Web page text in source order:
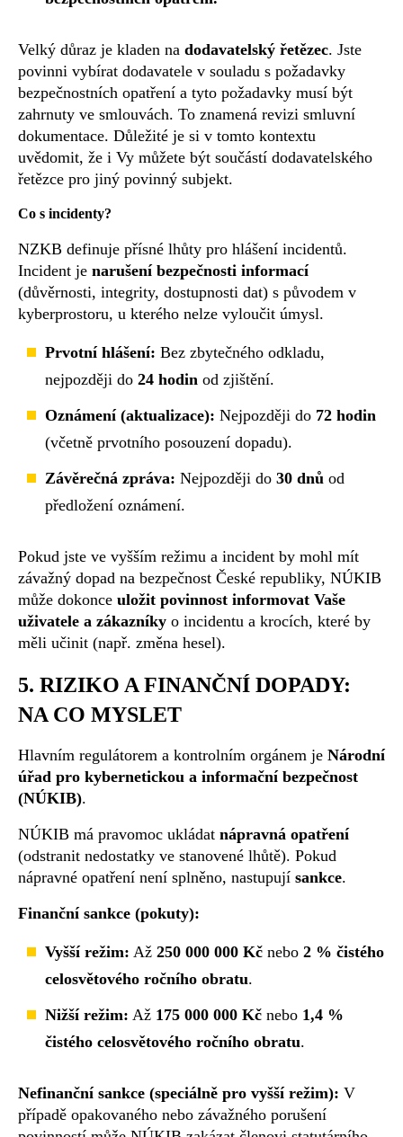
Velký důraz je kladen na dodavatelský řetězec. Jste
povinni vybírat dodavatele v souladu s požadavky
bezpečnostních opatření a tyto požadavky musí být
zahrnuty ve smlouvách. To znamená revizi smluvní
dokumentace. Důležité je si v tomto kontextu
uvědomit, že i Vy můžete být součástí dodavatelského
řetězce pro jiný povinný subjekt.
Co s incidenty?
NZKB definuje přísné lhůty pro hlášení incidentů.
Incident je narušení bezpečnosti informací
(důvěrnosti, integrity, dostupnosti dat) s původem v
kyberprostoru, u kterého nelze vyloučit úmysl.
Prvotní hlášení: Bez zbytečného odkladu,
nejpozději do 24 hodin od zjištění.
Oznámení (aktualizace): Nejpozději do 72 hodin
(včetně prvotního posouzení dopadu).
Závěrečná zpráva: Nejpozději do 30 dnů od
předložení oznámení.
Pokud jste ve vyšším režimu a incident by mohl mít
závažný dopad na bezpečnost České republiky, NÚKIB
může dokonce uložit povinnost informovat Vaše
uživatele a zákazníky o incidentu a krocích, které by
měli učinit (např. změna hesel).
5. RIZIKO A FINANČNÍ DOPADY:
NA CO MYSLET
Hlavním regulátorem a kontrolním orgánem je Národní
úřad pro kybernetickou a informační bezpečnost
(NÚKIB).
NÚKIB má pravomoc ukládat nápravná opatření
(odstranit nedostatky ve stanovené lhůtě). Pokud
nápravné opatření není splněno, nastupují sankce.
Finanční sankce (pokuty):
Vyšší režim: Až 250 000 000 Kč nebo 2 % čistého
celosvětového ročního obratu.
Nižší režim: Až 175 000 000 Kč nebo 1,4 %
čistého celosvětového ročního obratu.
Nefinanční sankce (speciálně pro vyšší režim): V
případě opakovaného nebo závažného porušení